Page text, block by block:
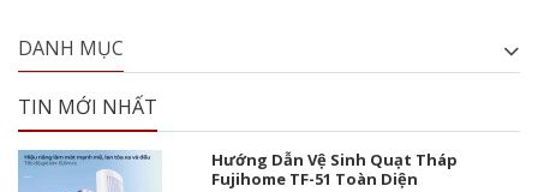
DANH MỤC
TIN MỚI NHẤT
Hướng Dẫn Vệ Sinh Quạt Tháp
Fujihome TF-51 Toàn Diện